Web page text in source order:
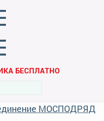
БЕСПЛАТНО